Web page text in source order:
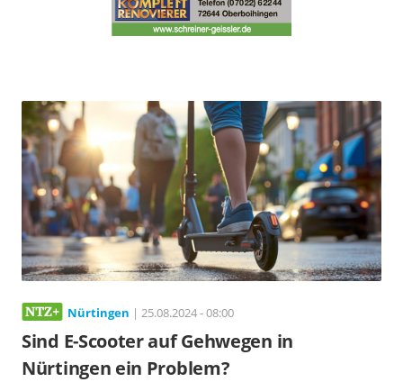
Nürtingen | 25.08.2024 - 08:00
Sind E-Scooter auf Gehwegen in
Nürtingen ein Problem?